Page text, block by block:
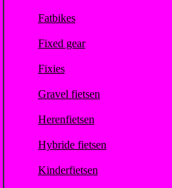
Fatbikes
Fixed gear
Fixies
Gravel fietsen
Herenfietsen
Hybride fietsen
Kinderfietsen